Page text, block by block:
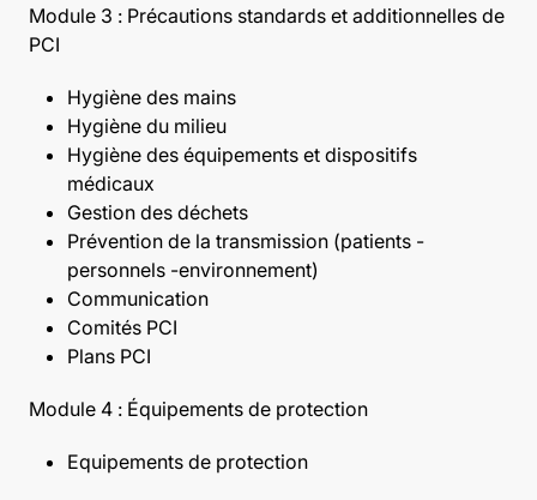
Module 3 : Précautions standards et additionnelles de
PCI
Hygiène des mains
Hygiène du milieu
Hygiène des équipements et dispositifs
médicaux
Gestion des déchets
Prévention de la transmission (patients -
personnels -environnement)
Communication
Comités PCI
Plans PCI
Module 4 : Équipements de protection
Equipements de protection